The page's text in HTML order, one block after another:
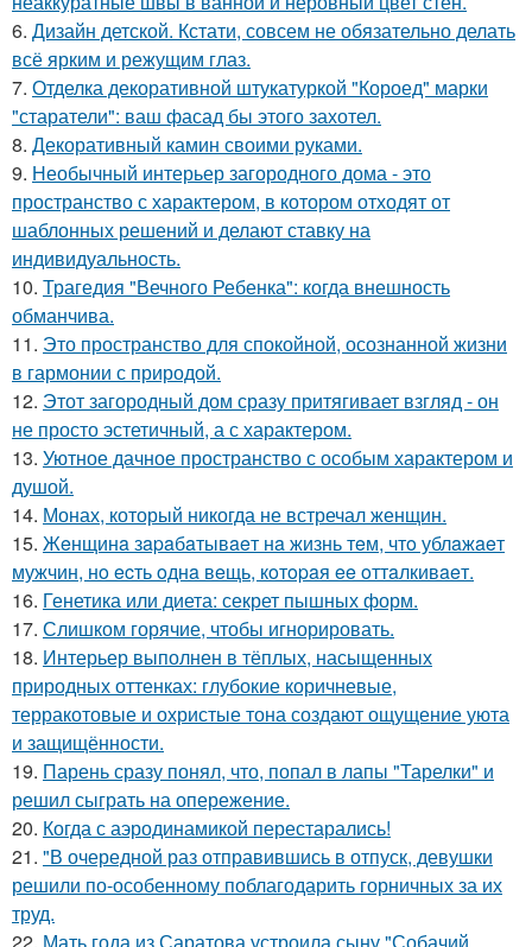
6. Дизайн детской. Кстати, совсем не обязательно делать
всё ярким и режущим глаз.
7. Отделка декоративной штукатуркой "Короед" марки
"старатели": ваш фасад бы этого захотел.
8. Декоративный камин своими руками.
9. Необычный интерьер загородного дома - это
пространство с характером, в котором отходят от
шаблонных решений и делают ставку на
индивидуальность.
10. Трагедия "Вечного Ребенка": когда внешность
обманчива.
11. Это пространство для спокойной, осознанной жизни
в гармонии с природой.
12. Этот загородный дом сразу притягивает взгляд - он
не просто эстетичный, а с характером.
13. Уютное дачное пространство с особым характером и
душой.
14. Монах, который никогда не встречал женщин.
15. Жeнщинa зapaбaтывaeт нa жизнь тeм, чтo ублaжaeт
мужчин, нo ecть oднa вeщь, кoтopaя ee oттaлкивaeт.
16. Генетика или диета: секрет пышных форм.
17. Слишком горячие, чтобы игнорировать.
18. Интерьер выполнен в тёплых, насыщенных
природных оттенках: глубокие коричневые,
терракотовые и охристые тона создают ощущение уюта
и защищённости.
19. Парень сразу понял, что, попал в лапы "Тарелки" и
решил сыграть на опережение.
20. Когда с аэродинамикой перестарались!
21. "В очередной раз отправившись в отпуск, девушки
решили по-особенному поблагодарить горничных за их
труд.
22. Мать года из Саратова устроила сыну "Собачий